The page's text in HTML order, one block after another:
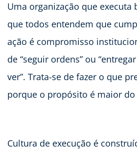
Uma organização que executa
que todos entendem que
ação é compromisso
de “seguir ordens” ou
ver”. Trata-se de fazer o que
porque o propósito é maior do
Cultura de execução é